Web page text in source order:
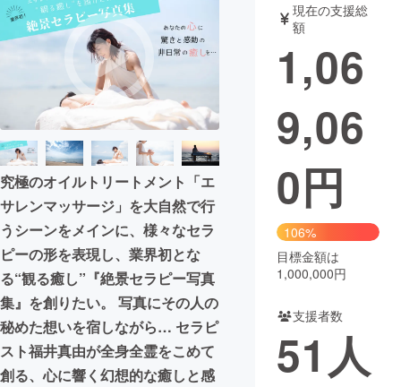
テクノロジー・ガジェット
映像・映画 書籍・雑誌
ビジネス・起業 チャレンジ
まちづくり・地域活性化
CAMPFIRE for Social Good
CAMPFIRE Creation
CAMPFIREふるさと納税
コミュニティ
究極のオイルトリートメント「エ
サレンマッサージ」を大自然で行
うシーンをメインに、様々なセラ
ピーの形を表現し、業界初とな
る“観る癒し”『絶景セラピー写真
集』を創りたい。 写真にその人の
秘めた想いを宿しながら… セラピ
スト福井真由が全身全霊をこめて
創る、心に響く幻想的な癒しと感
現在の支援総
額
1,06
9,06
0円
106%
目標金額は
1,000,000円
支援者数
51 人